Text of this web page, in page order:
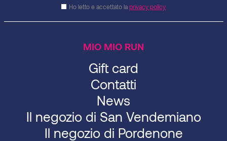
Ho letto e accettato la privacy policy
MIO MIO RUN
Gift card
Contatti
News
Il negozio di San Vendemiano
Il negozio di Pordenone